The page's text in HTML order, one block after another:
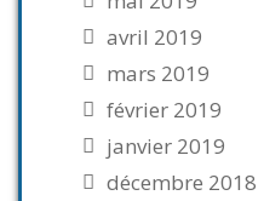
avril 2019
mars 2019
février 2019
janvier 2019
décembre 2018